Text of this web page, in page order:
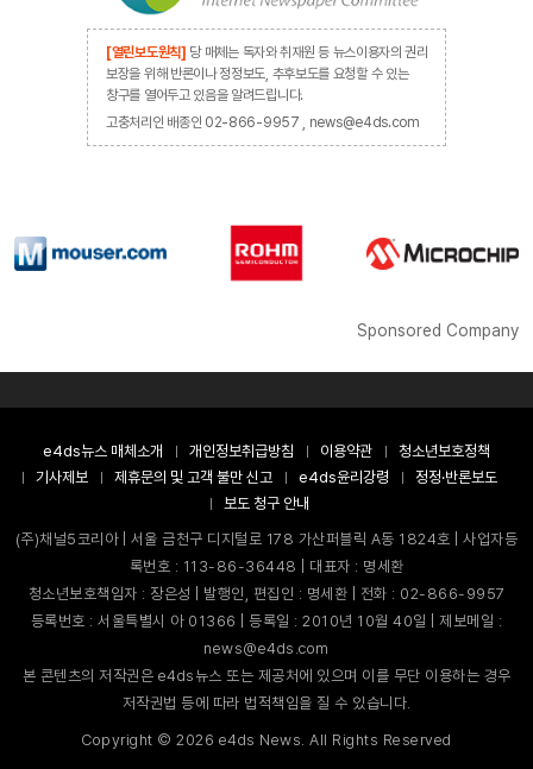
[열린보도원칙] 당 매체는 독자와 취재원 등 뉴스이용자의 권리
보장을 위해 반론이나 정정보도, 추후보도를 요청할 수 있는
창구를 열어두고 있음을 알려드립니다.
고충처리인 배종인 02-866-9957 , news@e4ds.com
Sponsored Company
e4ds뉴스 매체소개 개인정보취급방침 이용약관
청소년보호정책
기사제보
제휴문의 및 고객 불만 신고 e4ds윤리강령
정정·반론보도
보도 청구 안내
(주)채널5코리아 | 서울 금천구 디지털로 178 가산퍼블릭 A동 1824호 | 사업자등
록번호 : 113-86-36448 | 대표자 : 명세환
청소년보호책임자 : 장은성 | 발행인, 편집인 : 명세환 | 전화 : 02-866-9957
등록번호 : 서울특별시 아 01366 | 등록일 : 2010년 10월 40일 | 제보메일 :
news@e4ds.com
본 콘텐츠의 저작권은 e4ds뉴스 또는 제공처에 있으며 이를 무단 이용하는 경우
저작권법 등에 따라 법적책임을 질 수 있습니다.
Copyright ©2026 e4ds News. All Rights Reserved